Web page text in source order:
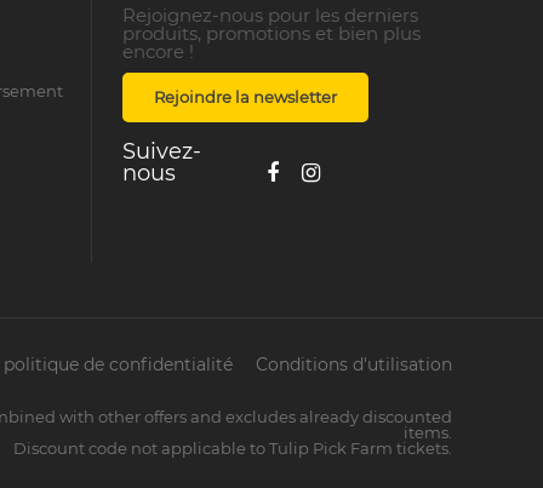
Rejoignez-nous pour les derniers
produits, promotions et bien plus
encore !
Rejoindre la newsletter
Suivez-
nous
politique de confidentialité Conditions d'utilisation
with other offers and excludes already discounted
items.
Discount code not applicable to Tulip Pick Farm tickets.